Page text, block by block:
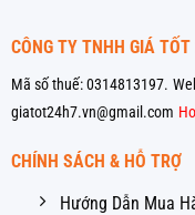
CÔNG TY TNHH GIÁ TỐT
Mã số thuế: 0314813197.
giatot24h7.vn@gmail.com
CHÍNH SÁCH & HỖ TRỢ
Hướng Dẫn Mua